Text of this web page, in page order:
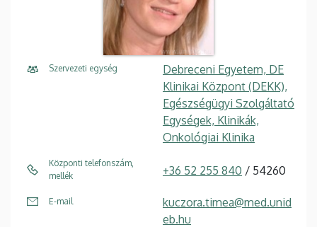
Szervezeti egység
Debreceni Egyetem, DE
Klinikai Központ (DEKK),
Egészségügyi Szolgáltató
Egységek, Klinikák,
Onkológiai Klinika
Központi telefonszám,
mellék
+36 52 255 840 / 54260
E-mail
kuczora.timea@med.unid
eb.hu